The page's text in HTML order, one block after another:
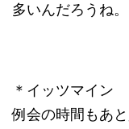
多いんだろうね。
＊イッツマイン
例会の時間もあ